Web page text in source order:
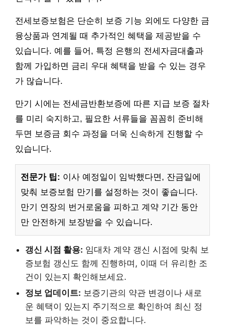
전세보증보험은 단순히 보증 기능 외에도 다양한 금
융상품과 연계될 때 추가적인 혜택을 제공받을 수
있습니다. 예를 들어, 특정 은행의 전세자금대출과
함께 가입하면 금리 우대 혜택을 받을 수 있는 경우
가 많습니다.
만기 시에는 전세금반환보증에 따른 지급 보증 절차
를 미리 숙지하고, 필요한 서류들을 꼼꼼히 준비해
두면 보증금 회수 과정을 더욱 신속하게 진행할 수
있습니다.
전문가 팁: 이사 예정일이 임박했다면, 잔금일에
맞춰 보증보험 만기를 설정하는 것이 좋습니다.
만기 연장의 번거로움을 피하고 계약 기간 동안
만 안전하게 보장받을 수 있습니다.
갱신 시점 활용: 임대차 계약 갱신 시점에 맞춰 보
증보험 갱신도 함께 진행하며, 이때 더 유리한 조
건이 있는지 확인해보세요.
정보 업데이트: 보증기관의 약관 변경이나 새로
운 혜택이 있는지 주기적으로 확인하여 최신 정
보를 파악하는 것이 중요합니다.